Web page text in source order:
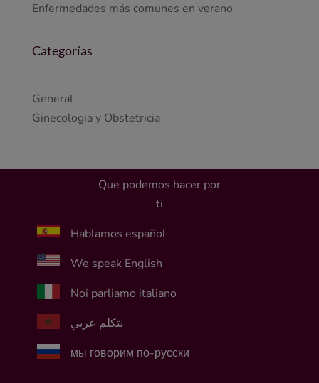
Enfermedades más comunes en verano
Categorías
General
Ginecologia y Obstetricia
Que podemos hacer por
ti
Hablamos español
We speak English
Noi parliamo italiano
نتكلم عربي
мы говорим по-русски